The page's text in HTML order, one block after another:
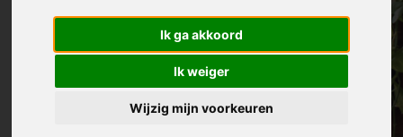
Ik ga akkoord
Ik weiger
Wijzig mijn voorkeuren
Wellicht elders?